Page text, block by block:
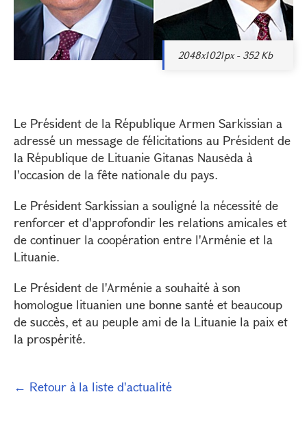
2048x1021px - 352 Kb
Le Président de la République Armen Sarkissian a
adressé un message de félicitations au Président de
la République de Lituanie Gitanas Nausėda à
l'occasion de la fête nationale du pays.
Le Président Sarkissian a souligné la nécessité de
renforcer et d'approfondir les relations amicales et
de continuer la coopération entre l'Arménie et la
Lituanie.
Le Président de l'Arménie a souhaité à son
homologue lituanien une bonne santé et beaucoup
de succès, et au peuple ami de la Lituanie la paix et
la prospérité.
← Retour à la liste d'actualité